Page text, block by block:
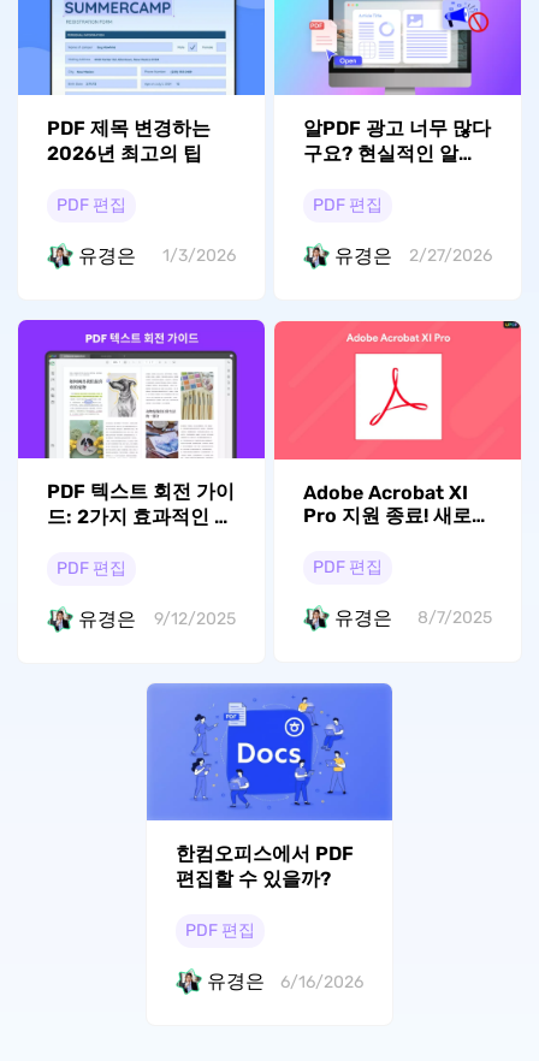
PDF 제목 변경하는
2026년 최고의 팁
PDF 편집
유경은 1/3/2026
알PDF 광고 너무 많다
구요? 현실적인 알
PDF 편집
유경은 2/27/2026
PDF 텍스트 회전 가이
드: 2가지 효과적인 방
PDF 편집
유경은 9/12/2025
Adobe Acrobat XI
Pro 지원 종료! 새로운
PDF 편집
유경은 8/7/2025
한컴오피스에서 PDF
편집할 수 있을까?
PDF 편집
유경은 6/16/2026